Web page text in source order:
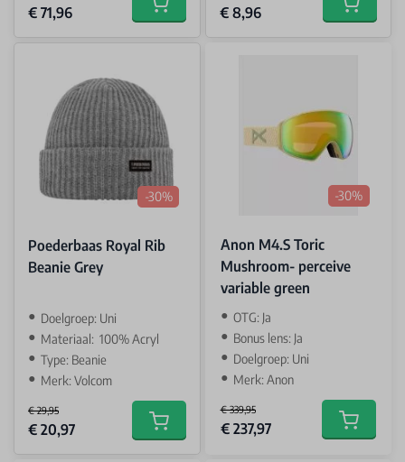
Special Price
€ 71,96 Add to cart Special Price
€ 8,96 Add to
-30%
Poederbaas Royal Rib
Beanie Grey
Doelgroep: Uni
Materiaal: 100% Acryl
Type: Beanie
Merk: Volcom
€ 29,95
Special Price
€ 20,97 Add to cart
-30%
Anon M4.S Toric
Mushroom- perceive
variable green
OTG: Ja
Bonus lens: Ja
Doelgroep: Uni
Merk: Anon
€ 339,95
Special Price
€ 237,97 Add to